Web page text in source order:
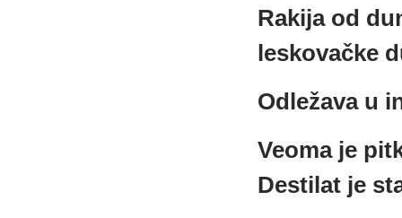
Rakija od
leskovačke
Odležava u
Veoma je
Destilat je